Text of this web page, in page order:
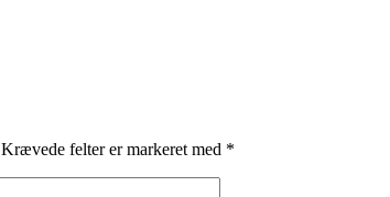
Krævede felter er markeret med *